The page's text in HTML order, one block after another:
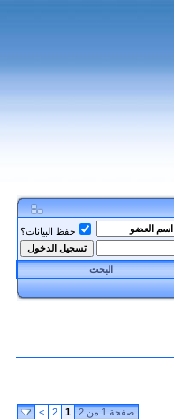
حفظ البيانات؟
البحث
صفحة 1 من 2 1
2
>